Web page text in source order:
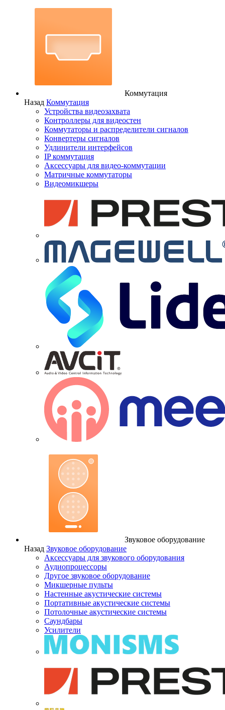
Коммутация
Назад Коммутация
Устройства видеозахвата
Контроллеры для видеостен
Коммутаторы и распределители сигналов
Конвертеры сигналов
Удлинители интерфейсов
IP коммутация
Аксессуары для видео-коммутации
Матричные коммутаторы
Видеомикшеры
Звуковое оборудование
Назад Звуковое оборудование
Аксессуары для звукового оборудования
Аудиопроцессоры
Другое звуковое оборудование
Микшерные пульты
Настенные акустические системы
Портативные акустические системы
Потолочные акустические системы
Саундбары
Усилители